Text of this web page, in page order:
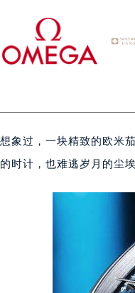
象过，一块精致的欧米
时计，也难逃岁月的尘